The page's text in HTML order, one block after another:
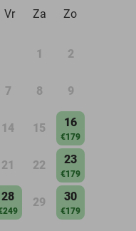
Vr Za Zo
1 2
7 8 9
14 15 16
€179
21 22 23
€179
28 29 30
€179